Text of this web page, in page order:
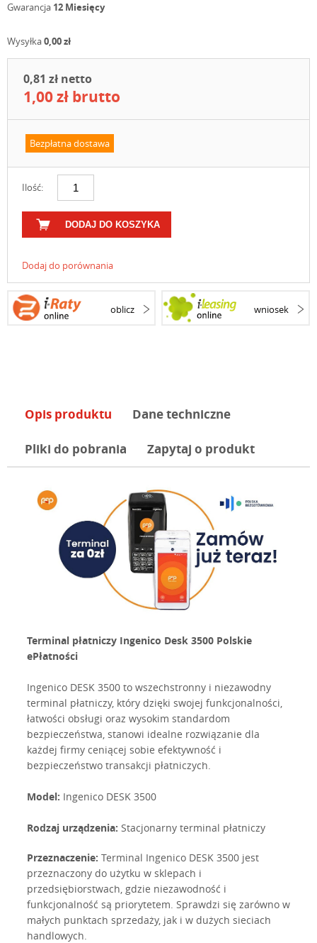
Gwarancja 12 Miesięcy
Wysyłka0,00 zł
0,81 zł netto
1,00 zł brutto
Bezpłatna dostawa
Ilość:
DODAJ DO KOSZYKA
Dodaj do porównania
oblicz wniosek
Opis produktu Dane techniczne
Pliki do pobrania Zapytaj o produkt
Terminal płatniczy Ingenico Desk 3500 Polskie
ePłatności
Ingenico DESK 3500 to wszechstronny i niezawodny
terminal płatniczy, który dzięki swojej funkcjonalności,
łatwości obsługi oraz wysokim standardom
bezpieczeństwa, stanowi idealne rozwiązanie dla
każdej firmy ceniącej sobie efektywność i
bezpieczeństwo transakcji płatniczych.
Model: Ingenico DESK 3500
Rodzaj urządzenia: Stacjonarny terminal płatniczy
Przeznaczenie: Terminal Ingenico DESK 3500 jest
przeznaczony do użytku w sklepach i
przedsiębiorstwach, gdzie niezawodność i
funkcjonalność są priorytetem. Sprawdzi się zarówno w
małych punktach sprzedaży, jak i w dużych sieciach
handlowych.